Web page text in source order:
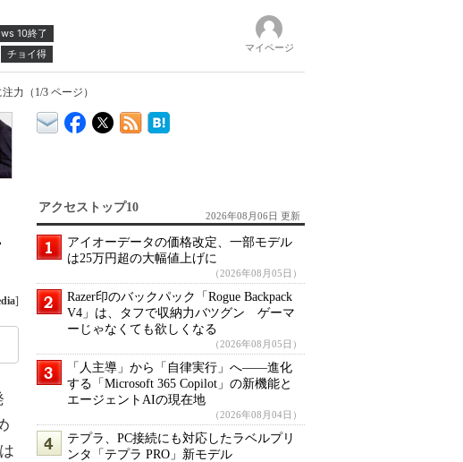
10終了
チョイ得 マイページ
力（1/3 ページ）
]
アクセストップ10
2026年08月06日 更新
アイオーデータの価格改定、一部モデル
は25万円超の大幅値上げに
（2026年08月05日）
Razer印のバックパック「Rogue Backpack
V4」は、タフで収納力バツグン ゲーマ
ーじゃなくても欲しくなる
（2026年08月05日）
「人主導」から「自律実行」へ――進化
する「Microsoft 365 Copilot」の新機能と
エージェントAIの現在地
（2026年08月04日）
テプラ、PC接続にも対応したラベルプリ
ンタ「テプラ PRO」新モデル